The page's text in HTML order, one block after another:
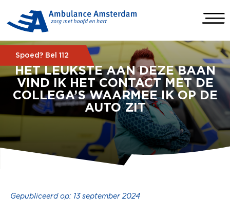
Spoed? Bel 112
HET LEUKSTE AAN DEZE BAAN
VIND IK HET CONTACT MET DE
COLLEGA’S WAARMEE IK OP DE
AUTO ZIT
Gepubliceerd op: 13 september 2024